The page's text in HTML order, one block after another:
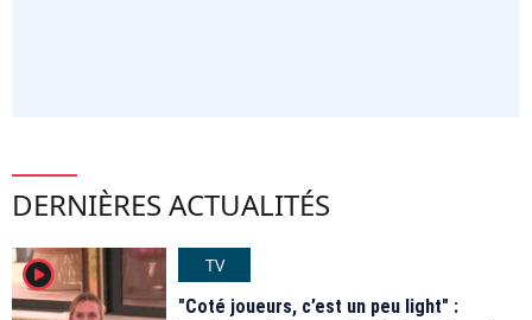
DERNIÈRES ACTUALITÉS
player2
TV
"Coté joueurs, c’est un peu light" :